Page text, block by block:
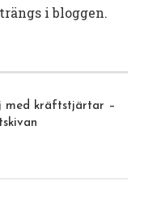
i bloggen.
med kräftstjärtar –